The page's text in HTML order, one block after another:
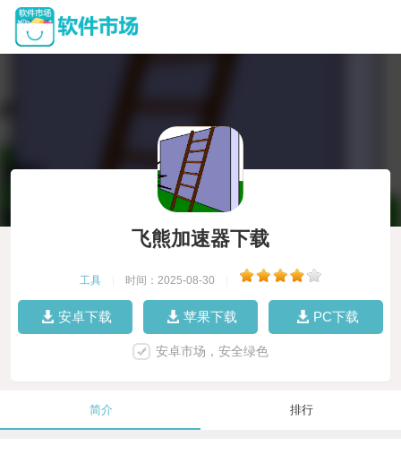
飞熊加速器下载
工具 时间：2025-08-30
安卓下载 苹果下载 PC下载
安卓市场，安全绿色
简介 排行